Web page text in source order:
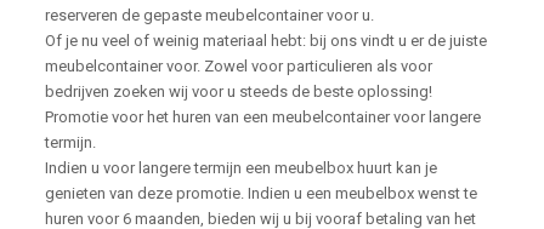
reserveren de gepaste meubelcontainer voor u.
Of je nu veel of weinig materiaal hebt: bij ons vindt u er de juiste
meubelcontainer voor. Zowel voor particulieren als voor
bedrijven zoeken wij voor u steeds de beste oplossing!
Promotie voor het huren van een meubelcontainer voor langere
termijn.
Indien u voor langere termijn een meubelbox huurt kan je
genieten van deze promotie. Indien u een meubelbox wenst te
huren voor 6 maanden, bieden wij u bij vooraf betaling van het